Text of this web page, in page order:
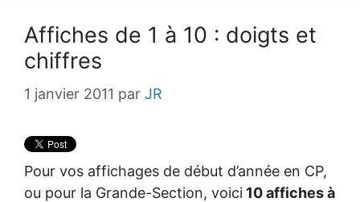
Affiches de 1 à 10 : doigts et
chiffres
1 janvier 2011 par JR
Pour vos affichages de début d’année en CP,
ou pour la Grande-Section, voici 10 affiches à